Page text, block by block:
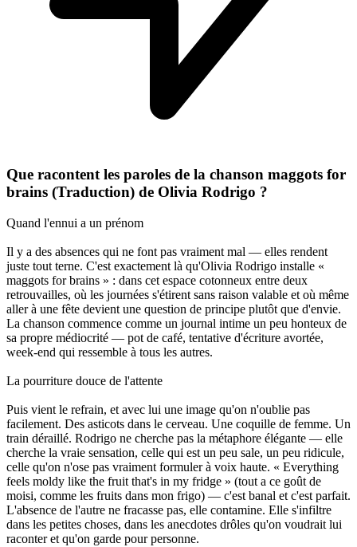
Que racontent les paroles de la chanson maggots for
brains (Traduction) de Olivia Rodrigo ?
Quand l'ennui a un prénom
Il y a des absences qui ne font pas vraiment mal — elles rendent
juste tout terne. C'est exactement là qu'Olivia Rodrigo installe «
maggots for brains » : dans cet espace cotonneux entre deux
retrouvailles, où les journées s'étirent sans raison valable et où même
aller à une fête devient une question de principe plutôt que d'envie.
La chanson commence comme un journal intime un peu honteux de
sa propre médiocrité — pot de café, tentative d'écriture avortée,
week-end qui ressemble à tous les autres.
La pourriture douce de l'attente
Puis vient le refrain, et avec lui une image qu'on n'oublie pas
facilement. Des asticots dans le cerveau. Une coquille de femme. Un
train déraillé. Rodrigo ne cherche pas la métaphore élégante — elle
cherche la vraie sensation, celle qui est un peu sale, un peu ridicule,
celle qu'on n'ose pas vraiment formuler à voix haute. « Everything
feels moldy like the fruit that's in my fridge » (tout a ce goût de
moisi, comme les fruits dans mon frigo) — c'est banal et c'est parfait.
L'absence de l'autre ne fracasse pas, elle contamine. Elle s'infiltre
dans les petites choses, dans les anecdotes drôles qu'on voudrait lui
raconter et qu'on garde pour personne.